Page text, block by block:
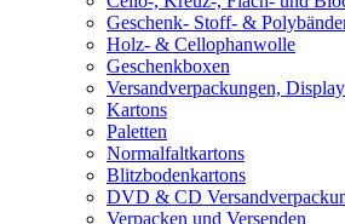
Geschenk- Stoff- &
Holz- & Cellophanwolle
Geschenkboxen
Versandverpackungen,
Kartons
Paletten
Normalfaltkartons
Blitzbodenkartons
DVD & CD
Verpacken und Versenden